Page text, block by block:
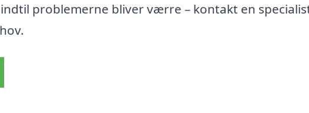
problemerne bliver værre – kontakt en